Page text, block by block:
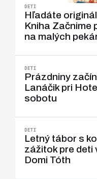
DETI
Hľadáte
Kniha Začnime
na malých
DETI
Prázdniny
Lanáčik pri
sobotu
DETI
Letný tábor s
zážitok pre deti
Domi Tóth